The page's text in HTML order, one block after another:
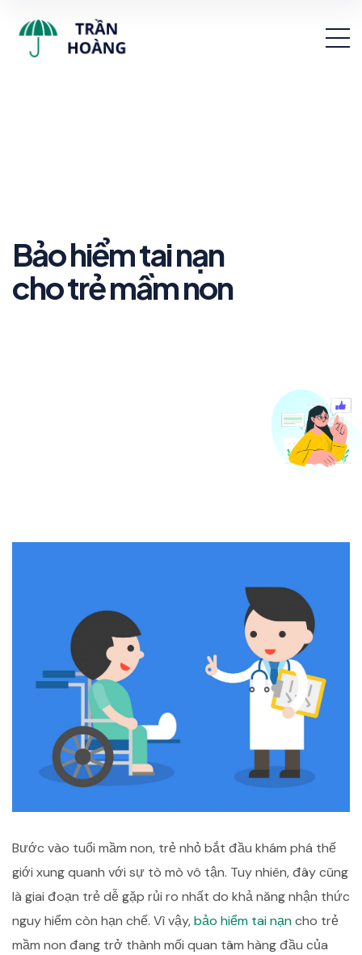
Bảo hiểm tai nạn
cho trẻ mầm non
Bước vào tuổi mầm non, trẻ nhỏ bắt đầu khám phá thế
giới xung quanh với sự tò mò vô tận. Tuy nhiên, đây cũng
là giai đoạn trẻ dễ gặp rủi ro nhất do khả năng nhận thức
nguy hiểm còn hạn chế. Vì vậy,bảo hiểm tai nạncho trẻ
mầm non đang trở thành mối quan tâm hàng đầu của